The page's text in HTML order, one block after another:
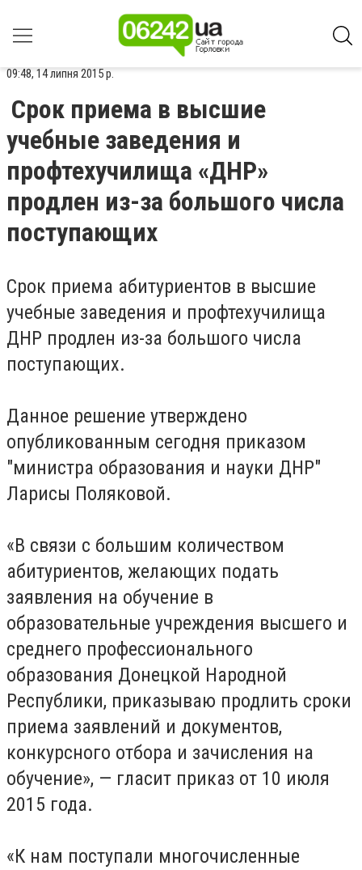
09:48, 14 липня 2015 р.
Срок приема в высшие
учебные заведения и
профтехучилища «ДНР»
продлен из-за большого числа
поступающих
Срок приема абитуриентов в высшие
учебные заведения и профтехучилища
ДНР продлен из-за большого числа
поступающих.
Данное решение утверждено
опубликованным сегодня приказом
"министра образования и науки ДНР"
Ларисы Поляковой.
«В связи с большим количеством
абитуриентов, желающих подать
заявления на обучение в
образовательные учреждения высшего и
среднего профессионального
образования Донецкой Народной
Республики, приказываю продлить сроки
приема заявлений и документов,
конкурсного отбора и зачисления на
обучение», — гласит приказ от 10 июля
2015 года.
«К нам поступали многочисленные